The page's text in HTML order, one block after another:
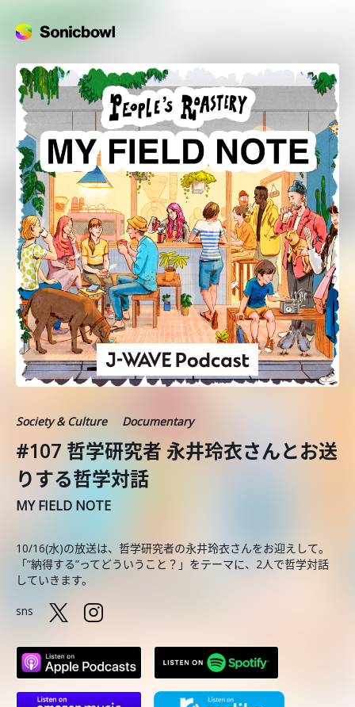
Society & Culture Documentary
#107 哲学研究者 永井玲衣さんとお送
りする哲学対話
MY FIELD NOTE
10/16(水)の放送は、哲学研究者の永井玲衣さんをお迎えして。
「”納得する”ってどういうこと？」をテーマに、2人で哲学対話
していきます。
sns